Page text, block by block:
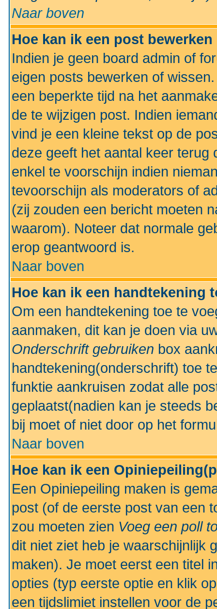
Naar boven
Hoe kan ik een post
Indien je geen board admin of
eigen posts bewerken of
een beperkte tijd na het
de te wijzigen post. Indien
vind je een kleine tekst op de
deze geeft het aantal keer terug
enkel te voorschijn indien
tevoorschijn als moderators of
(zij zouden een bericht moeten
waarom). Noteer dat normale
erop geantwoord is.
Naar boven
Hoe kan ik een handtekening
Om een handtekening toe te
aanmaken, dit kan je doen via
Onderschrift gebruiken box
handtekening(onderschrift) toe
funktie aankruisen zodat alle
geplaatst(nadien kan je steeds
bij moet of niet door op het
Naar boven
Hoe kan ik een
Een Opiniepeiling maken is
post (of de eerste post van een
zou moeten zien Voeg een poll
dit niet ziet heb je waarschijnlijk
maken). Je moet eerst een titel
opties (typ eerste optie en klik
een tijdslimiet instellen voor de